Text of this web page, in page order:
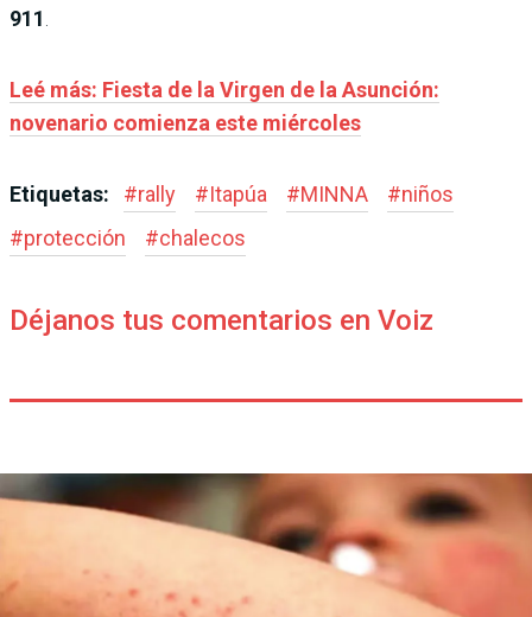
911.
Leé más: Fiesta de la Virgen de la Asunción:
novenario comienza este miércoles
Etiquetas: #rally #Itapúa #MINNA #niños
#protección #chalecos
Déjanos tus comentarios en Voiz